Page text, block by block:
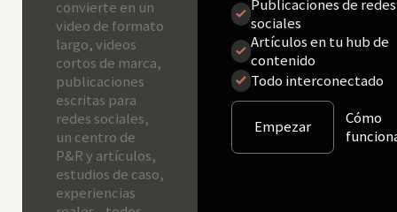
convierte en un
video de formato
largo, videos
cortos de marca,
publicaciones
escritas para
redes sociales,
un centro de
P&R y artículos,
estudios de caso,
experiencias
Publicaciones de redes
sociales
Artículos en tu hub de
contenido
Todo interconectado
Empezar
Cómo